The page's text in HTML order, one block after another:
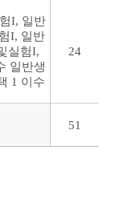
I, 일반
I, 일반
실험I,
일반생
1 이수
24
51